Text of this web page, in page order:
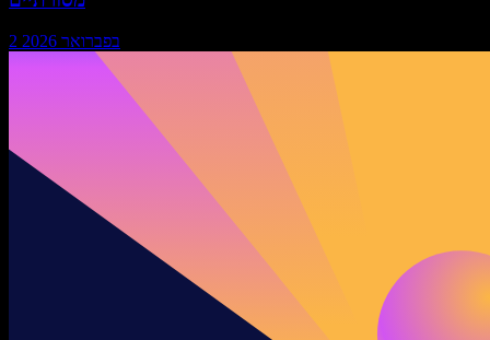
2 בפברואר 2026